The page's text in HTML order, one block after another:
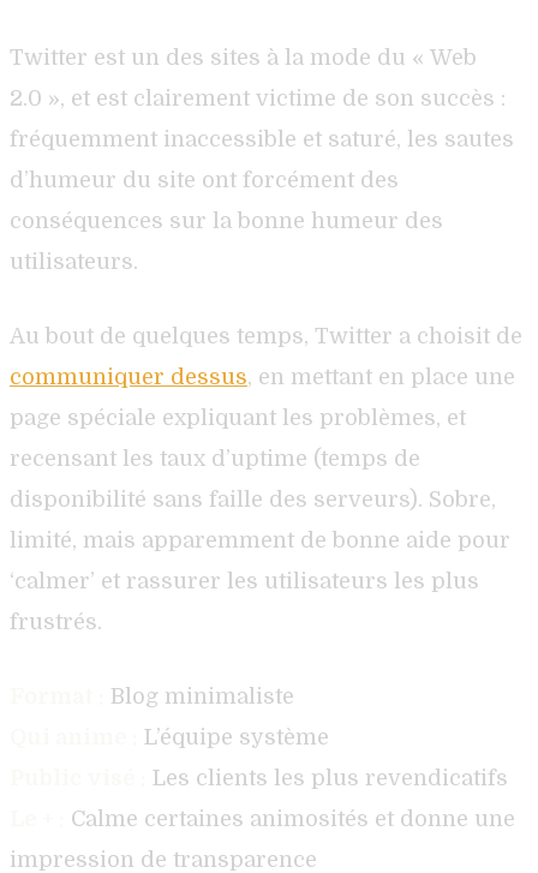
Twitter est un des sites à la mode du « Web
2.0 », et est clairement victime de son succès :
fréquemment inaccessible et saturé, les sautes
d’humeur du site ont forcément des
conséquences sur la bonne humeur des
utilisateurs.
Au bout de quelques temps, Twitter a choisit de
communiquer dessus, en mettant en place une
page spéciale expliquant les problèmes, et
recensant les taux d’uptime (temps de
disponibilité sans faille des serveurs). Sobre,
limité, mais apparemment de bonne aide pour
‘calmer’ et rassurer les utilisateurs les plus
frustrés.
Blog minimaliste
L’équipe système
Les clients les plus revendicatifs
Calme certaines animosités et donne une
impression de transparence